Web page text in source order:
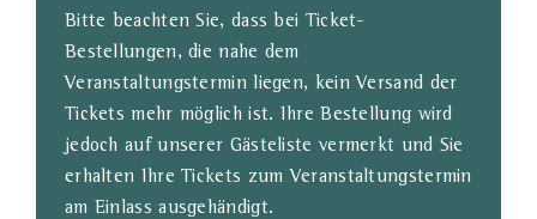
Bitte beachten Sie, dass bei Ticket-
Bestellungen, die nahe dem
Veranstaltungstermin liegen, kein Versand der
Tickets mehr möglich ist. Ihre Bestellung wird
jedoch auf unserer Gästeliste vermerkt und Sie
erhalten Ihre Tickets zum Veranstaltungstermin
am Einlass ausgehändigt.